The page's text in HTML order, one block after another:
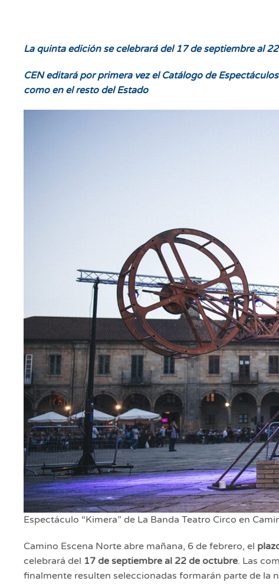
La quinta edición se celebrará del 17 de septiembre al
CEN editará por primera vez el Catálogo de
como en el resto del Estado
Espectáculo “Kimera” de La Banda Teatro Circo en
Camino Escena Norte abre mañana, 6 de febrero, el
celebrará del 17 de septiembre al 22 de octubre. Las
finalmente resulten seleccionadas formarán parte de la